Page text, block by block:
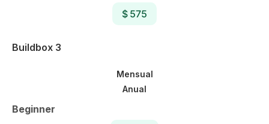
$ 575
Buildbox 3
Mensual
Anual
Beginner